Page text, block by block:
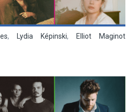
, Lydia Képinski,
Elliot Maginot